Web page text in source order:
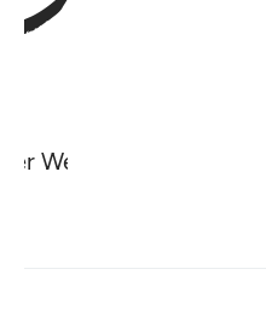
We willed and